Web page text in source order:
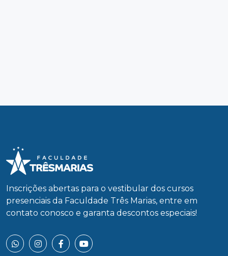
Inscrições abertas para o vestibular dos cursos
presenciais da Faculdade Três Marias, entre em
contato conosco e garanta descontos especiais!